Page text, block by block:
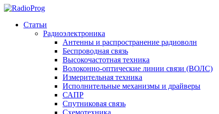
Статьи
Радиоэлектроника
Антенны и распространение радиоволн
Беспроводная связь
Высокочастотная техника
Волоконно-оптические линии связи (ВОЛС)
Измерительная техника
Исполнительные механизмы и драйверы
САПР
Спутниковая связь
Схемотехника